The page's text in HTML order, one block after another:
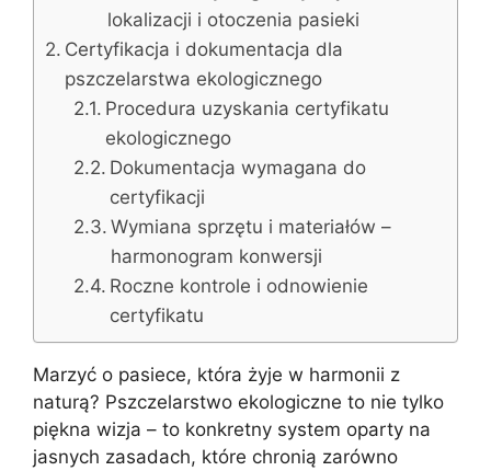
lokalizacji i otoczenia pasieki
Certyfikacja i dokumentacja dla
pszczelarstwa ekologicznego
Procedura uzyskania certyfikatu
ekologicznego
Dokumentacja wymagana do
certyfikacji
Wymiana sprzętu i materiałów –
harmonogram konwersji
Roczne kontrole i odnowienie
certyfikatu
Marzyć o pasiece, która żyje w harmonii z
naturą? Pszczelarstwo ekologiczne to nie tylko
piękna wizja – to konkretny system oparty na
jasnych zasadach, które chronią zarówno